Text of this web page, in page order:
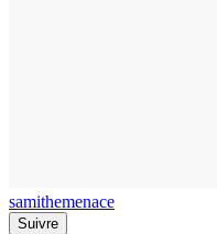
samithemenace
Suivre